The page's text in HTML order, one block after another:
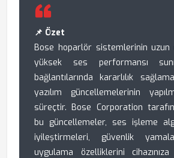
📌 Özet
Bose hoparlör sistemlerinin uzun
yüksek ses performansı
bağlantılarında kararlılık
yazılım güncellemelerinin
süreçtir. Bose Corporation
bu güncellemeler, ses işleme
iyileştirmeleri, güvenlik
uygulama özelliklerini